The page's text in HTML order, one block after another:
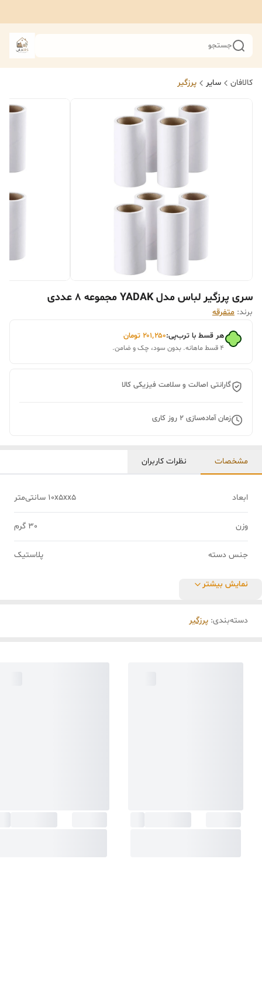
جستجو
کالافان سایر پرزگیر
سری پرزگیر لباس مدل YADAK مجموعه 8 عددی
برند: متفرقه
هر قسط با ترب‌پی:۲۰۱٬۲۵۰ تومان
۴ قسط ماهانه. بدون سود، چک و ضامن.
گارانتی اصالت و سلامت فیزیکی کالا
زمان آماده‌سازی 2 روز کاری
مشخصات نظرات کاربران
ابعاد 10x5xx5 سانتی‌متر
وزن 30 گرم
جنس دسته پلاستیک
نمایش بیشتر
دسته‌بندی: پرزگیر